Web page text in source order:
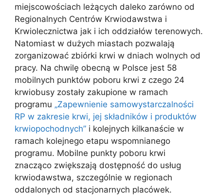
miejscowościach leżących daleko zarówno od
Regionalnych Centrów Krwiodawstwa i
Krwiolecznictwa jak i ich oddziałów terenowych.
Natomiast w dużych miastach pozwalają
zorganizować zbiórki krwi w dniach wolnych od
pracy. Na chwilę obecną w Polsce jest 58
mobilnych punktów poboru krwi z czego 24
krwiobusy zostały zakupione w ramach
programu „Zapewnienie samowystarczalności
RP w zakresie krwi, jej składników i produktów
krwiopochodnych” i kolejnych kilkanaście w
ramach kolejnego etapu wspomnianego
programu. Mobilne punkty poboru krwi
znacząco zwiększają dostępność do usług
krwiodawstwa, szczególnie w regionach
oddalonych od stacjonarnych placówek.